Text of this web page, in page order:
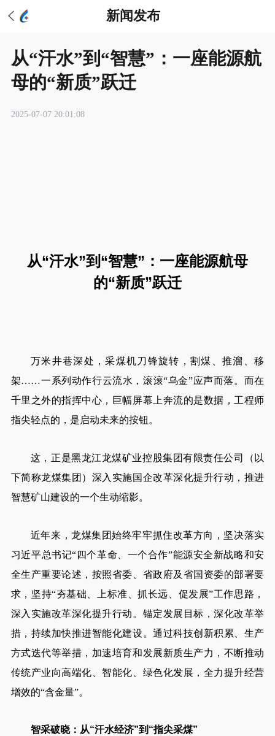
新闻发布
从“汗水”到“智慧”：一座能源航
母的“新质”跃迁
2025-07-07 20:01:08
从“汗水”到“智慧”：一座能源航母
的“新质”跃迁
万米井巷深处，采煤机刀锋旋转，割煤、推溜、移
架……一系列动作行云流水，滚滚“乌金”应声而落。而在
千里之外的指挥中心，巨幅屏幕上奔流的是数据，工程师
指尖轻点的，是启动未来的按钮。
这，正是黑龙江龙煤矿业控股集团有限责任公司（以
下简称龙煤集团）深入实施国企改革深化提升行动，推进
智慧矿山建设的一个生动缩影。
近年来，龙煤集团始终牢牢抓住改革方向，坚决落实
习近平总书记“四个革命、一个合作”能源安全新战略和安
全生产重要论述，按照省委、省政府及省国资委的部署要
求，坚持“夯基础、上标准、抓长远、促发展”工作思路，
深入实施改革深化提升行动。锚定发展目标，深化改革举
措，持续加快推进智能化建设。通过科技创新积累、生产
方式迭代等举措，加速培育和发展新质生产力，不断推动
传统产业向高端化、智能化、绿色化发展，全力提升经营
增效的“含金量”。
智采破晓：从“汗水经济”到“指尖采煤”